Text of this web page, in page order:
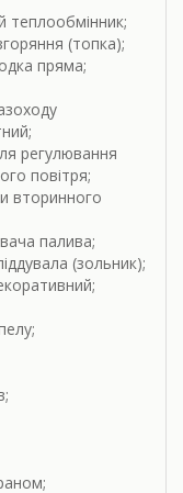
теплообмінник;
(топка);
пряма;
регулювання
повітря;
вторинного
палива;
(зольник);